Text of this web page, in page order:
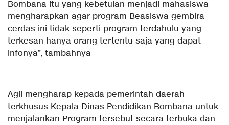
Bombana itu yang kebetulan menjadi mahasiswa
mengharapkan agar program Beasiswa gembira
cerdas ini tidak seperti program terdahulu yang
terkesan hanya orang tertentu saja yang dapat
infonya”, tambahnya
Agil mengharap kepada pemerintah daerah
terkhusus Kepala Dinas Pendidikan Bombana untuk
menjalankan Program tersebut secara terbuka dan